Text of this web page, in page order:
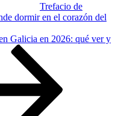
Trefacio de
dormir en el corazón del
Galicia en 2026: qué ver y